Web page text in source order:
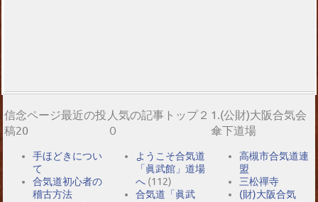
信念ページ最近の投
稿20
手ほどきについ
て
合気道初心者の
稽古方法
人気の記事トップ２
０
ようこそ合気道
「眞武館」道場
へ (112)
合気道「眞武
1.(公財)大阪合気会
傘下道場
高槻市合気道連
盟
三松禪寺
(財)大阪合気